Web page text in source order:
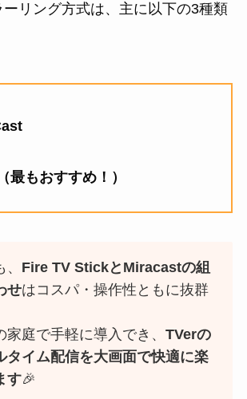
リング方式は、主に以下の3種類
最もおすすめ！）
Fire TV StickとMiracastの組
せはコスパ・操作性ともに抜群
家庭で手軽に導入でき、TVerの
タイム配信を大画面で快適に楽
す🎉